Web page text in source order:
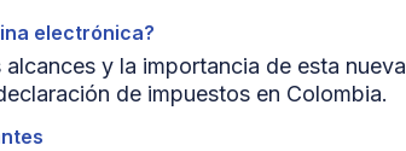
electrónica?
alcances y la importancia de esta nueva
de impuestos en Colombia.